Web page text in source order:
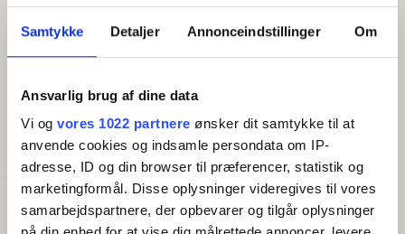
Samtykke Detaljer Annonceindstillinger Om
Ansvarlig brug af dine data
Vi og vores 1022 partnere ønsker dit samtykke til at
anvende cookies og indsamle persondata om IP-
adresse, ID og din browser til præferencer, statistik og
marketingformål. Disse oplysninger videregives til vores
samarbejdspartnere, der opbevarer og tilgår oplysninger
opholdsrummet er der udgang til egen terrasse med
havudsigt. Der er også terrasse ved indgangspartiet,
FACILITETER
Generelt
Senge i alt: 2